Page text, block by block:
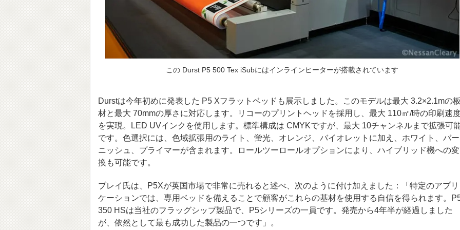
この Durst P5 500 Tex iSubにはインラインヒーターが搭載されています
Durstは今年初めに発表した P5 Xフラットベッドも展示しました。このモデルは最大 3.2×2.1mの板
材と最大 70mmの厚さに対応します。リコーのプリントヘッドを採用し、最大 110㎡/時の印刷速
を実現。LED UVインクを使用します。標準構成は CMYKですが、最大 10チャンネルまで拡張可
です。色選択には、色域拡張用のライト、蛍光、オレンジ、バイオレットに加え、ホワイト、バー
ニッシュ、プライマーが含まれます。ロールツーロールオプションにより、ハイブリッド機への変
換も可能です。
ブレイ氏は、P5Xが英国市場で非常に売れると述べ、次のように付け加えました：「特定のアプリ
ケーションでは、専用ベッドを備えることで顧客がこれらの基材を使用する自信を得られます。
350 HSは当社のフラッグシップ製品で、P5シリーズの一員です。発売から4年半が経過しました
が、依然として最も成功した製品の一つです」
。